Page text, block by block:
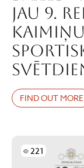
jau 9.
FIND OUT MORE
221